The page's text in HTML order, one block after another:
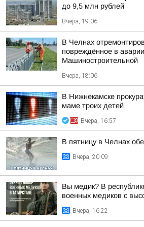
до 9,5 млн рублей
Вчера, 19:06
В Челнах
повреждённое в
Машиностроительной
Вчера, 18:06
В Нижнекамске
маме троих детей
Вчера, 16:57
В пятницу в Челнах
Вчера, 20:09
Вы медик? В
военных медиков с
Вчера, 16:22